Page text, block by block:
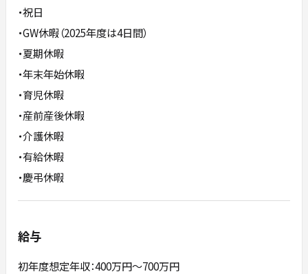
・祝日
・GW休暇（2025年度は4日間）
・夏期休暇
・年末年始休暇
・育児休暇
・産前産後休暇
・介護休暇
・有給休暇
・慶弔休暇
給与
初年度想定年収：400万円〜700万円